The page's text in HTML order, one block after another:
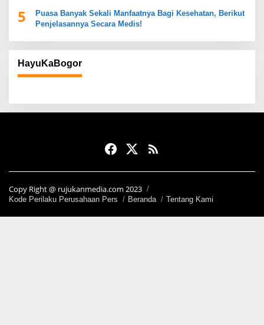
5
Puasa Banyak Sekali Manfaatnya Bagi Kesehatan, Berikut
Penjelasannya Secara Medis!
HayuKaBogor
Copy Right @ rujukanmedia.com 2023
Kode Perilaku Perusahaan Pers Beranda Tentang Kami